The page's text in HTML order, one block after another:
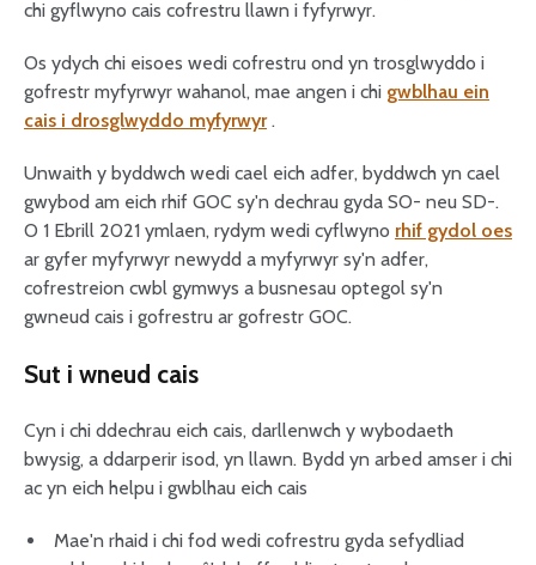
chi gyflwyno cais cofrestru llawn i fyfyrwyr.
Os ydych chi eisoes wedi cofrestru ond yn trosglwyddo i
gofrestr myfyrwyr wahanol, mae angen i chi gwblhau ein
cais i drosglwyddo myfyrwyr.
Unwaith y byddwch wedi cael eich adfer, byddwch yn cael
gwybod am eich rhif GOC sy'n dechrau gyda SO- neu SD-.
O 1 Ebrill 2021 ymlaen, rydym wedi cyflwyno rhif gydol oes
ar gyfer myfyrwyr newydd a myfyrwyr sy'n adfer,
cofrestreion cwbl gymwys a busnesau optegol sy'n
gwneud cais i gofrestru ar gofrestr GOC.
Sut i wneud cais
Cyn i chi ddechrau eich cais, darllenwch y wybodaeth
bwysig, a ddarperir isod, yn llawn. Bydd yn arbed amser i chi
ac yn eich helpu i gwblhau eich cais
Mae'n rhaid i chi fod wedi cofrestru gyda sefydliad